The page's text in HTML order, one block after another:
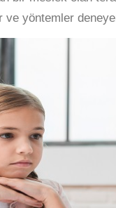
yöntemler